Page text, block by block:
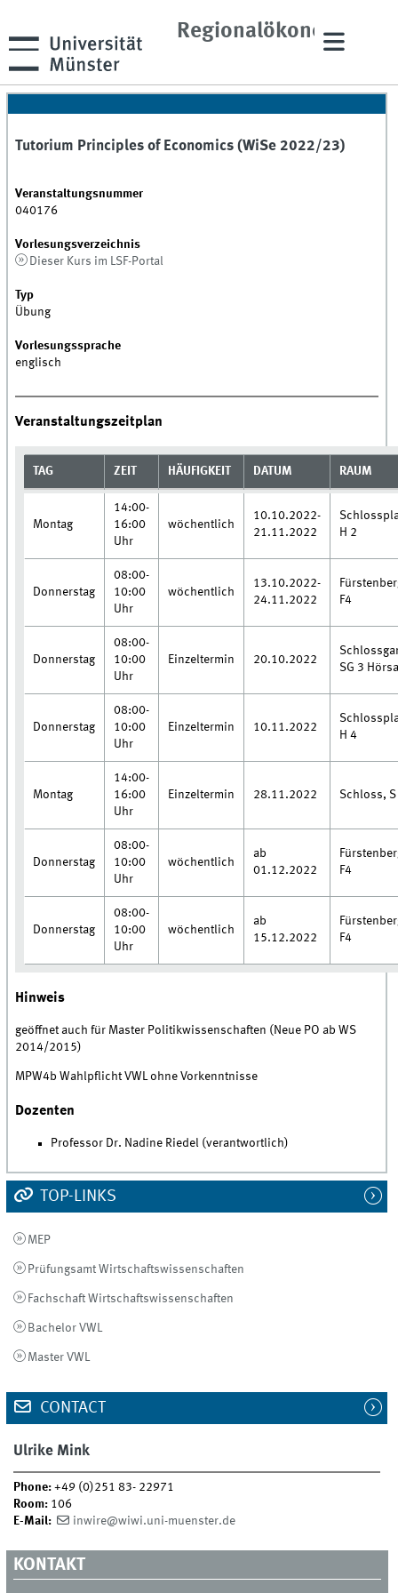
Regionalökonomik
Tutorium Principles of Economics (WiSe 2022/23)
Veranstaltungsnummer
040176
Vorlesungsverzeichnis
Dieser Kurs im LSF-Portal
Typ
Übung
Vorlesungssprache
englisch
Veranstaltungszeitplan
TAG ZEIT HÄUFIGKEIT DATUM RAUM
Montag
14:00-
16:00
Uhr
wöchentlich
10.10.2022-
21.11.2022
H 2
Donnerstag
08:00-
10:00
Uhr
wöchentlich
13.10.2022-
24.11.2022
F4
Donnerstag
08:00-
10:00
Uhr
Einzeltermin 20.10.2022
SG 3
Donnerstag
08:00-
10:00
Uhr
Einzeltermin 10.11.2022
H 4
Montag
14:00-
16:00
Uhr
Einzeltermin 28.11.2022 Schloss,
Donnerstag
08:00-
10:00
Uhr
wöchentlich
ab
01.12.2022
F4
Donnerstag
08:00-
10:00
Uhr
wöchentlich
ab
15.12.2022
F4
Hinweis
geöffnet auch für Master Politikwissenschaften (Neue PO ab WS
2014/2015)
MPW4b Wahlpflicht VWL ohne Vorkenntnisse
Dozenten
Professor Dr. Nadine Riedel (verantwortlich)
TOP-LINKS
MEP
Prüfungsamt Wirtschaftswissenschaften
Fachschaft Wirtschaftswissenschaften
Bachelor VWL
Master VWL
CONTACT
Ulrike Mink
Phone: +49 (0)251 83- 22971
Room: 106
E-Mail:
inwire@wiwi.uni-muenster.de
KONTAKT